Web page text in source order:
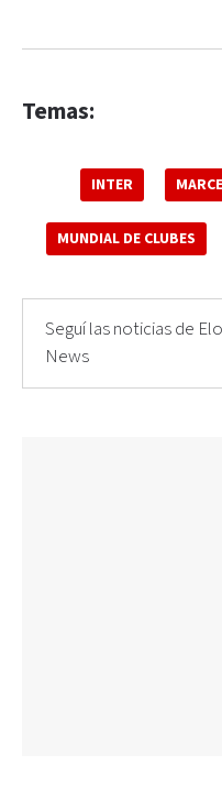
Temas:
INTER
MUNDIAL DE CLUBES
Seguí las noticias de
News